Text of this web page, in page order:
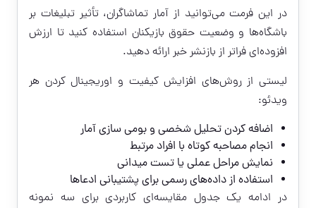
در این فرمت می‌توانید از آمار تماشاگران، تأثیر تبلیغات بر
باشگاه‌ها و وضعیت حقوق بازیکنان استفاده کنید تا ارزش
افزوده‌ای فراتر از بازنشر خبر ارائه دهید.
لیستی از روش‌های افزایش کیفیت و اوریجینال کردن هر
ویدئو:
اضافه کردن تحلیل شخصی و بومی سازی آمار
انجام مصاحبه کوتاه با افراد مرتبط
نمایش مراحل عملی یا تست میدانی
استفاده از داده‌های رسمی برای پشتیبانی ادعاها
در ادامه یک جدول مقایسه‌ای کاربردی برای سه نمونه